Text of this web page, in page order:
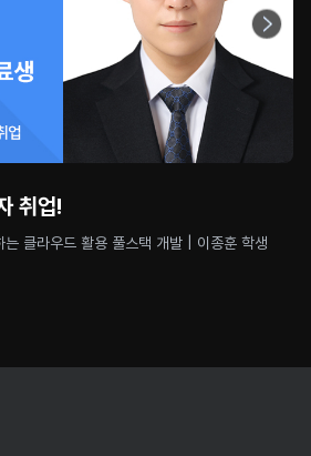
취업!
는 클라우드 활용 풀스택 개발 | 이종훈 학생